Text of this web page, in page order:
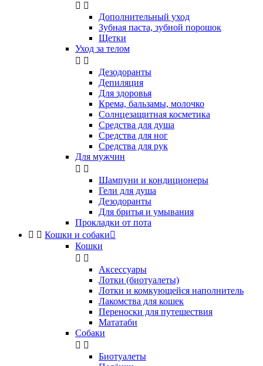
 
Дополнительный уход
Зубная паста, зубной порошок
Щетки
Уход за телом
 
Дезодоранты
Депиляция
Для здоровья
Крема, бальзамы, молочко
Солнцезащитная косметика
Средства для душа
Средства для ног
Средства для рук
Для мужчин
 
Шампуни и кондиционеры
Гели для душа
Дезодоранты
Для бритья и умывания
Прокладки от пота
  Кошки и собаки
Кошки
 
Аксессуары
Лотки (биотуалеты)
Лотки и комкующейся наполнитель
Лакомства для кошек
Переноски для путешествия
Мататаби
Собаки
 
Биотуалеты